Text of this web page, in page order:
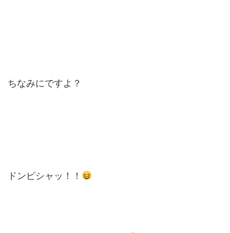
ちなみにですよ？
ドンピシャッ！！